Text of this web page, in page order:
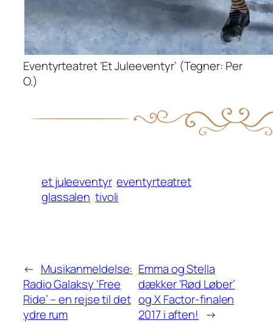
Eventyrteatret ‘Et Juleeventyr’ (Tegner: Per
O.)
et juleeventyr eventyrteatret
glassalen tivoli
← Musikanmeldelse:
Radio Galaksy ‘Free
Ride’ – en rejse til det
ydre rum
Emma og Stella
dækker ‘Rød Løber’
og X Factor-finalen
2017 i aften! →